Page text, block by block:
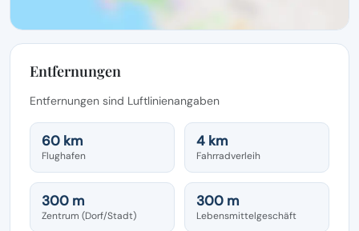
Entfernungen
Entfernungen sind Luftlinienangaben
60 km
Flughafen
4 km
Fahrradverleih
300 m
Zentrum (Dorf/Stadt)
300 m
Lebensmittelgeschäft